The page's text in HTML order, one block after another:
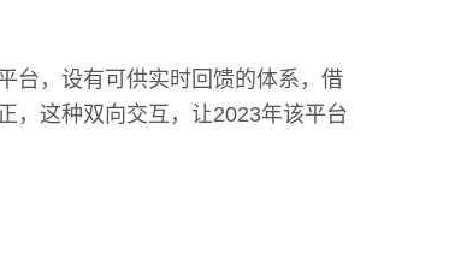
台，设有可供实时回馈的体系，借
，这种双向交互，让2023年该平台